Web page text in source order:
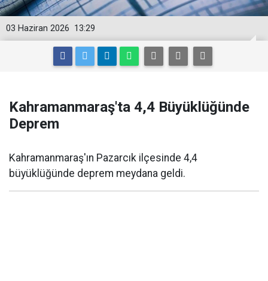
13:29
03 Haziran 2026
Kahramanmaraş'ta 4,4 Büyüklüğünde
Deprem
Kahramanmaraş'ın Pazarcık ilçesinde 4,4
büyüklüğünde deprem meydana geldi.